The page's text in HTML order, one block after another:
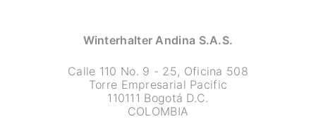
Winterhalter Andina S.A.S.
Calle 110 No. 9 - 25, Oficina 508
Torre Empresarial Pacific
110111 Bogotá D.C.
COLOMBIA